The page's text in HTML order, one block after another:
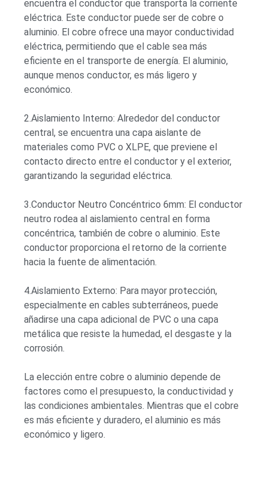
encuentra el conductor que transporta la corriente
eléctrica. Este conductor puede ser de cobre o
aluminio. El cobre ofrece una mayor conductividad
eléctrica, permitiendo que el cable sea más
eficiente en el transporte de energía. El aluminio,
aunque menos conductor, es más ligero y
económico.
2.Aislamiento Interno: Alrededor del conductor
central, se encuentra una capa aislante de
materiales como PVC o XLPE, que previene el
contacto directo entre el conductor y el exterior,
garantizando la seguridad eléctrica.
3.Conductor Neutro Concéntrico 6mm: El conductor
neutro rodea al aislamiento central en forma
concéntrica, también de cobre o aluminio. Este
conductor proporciona el retorno de la corriente
hacia la fuente de alimentación.
4.Aislamiento Externo: Para mayor protección,
especialmente en cables subterráneos, puede
añadirse una capa adicional de PVC o una capa
metálica que resiste la humedad, el desgaste y la
corrosión.
La elección entre cobre o aluminio depende de
factores como el presupuesto, la conductividad y
las condiciones ambientales. Mientras que el cobre
es más eficiente y duradero, el aluminio es más
económico y ligero.